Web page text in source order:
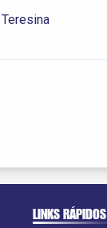
LINKS RÁPIDOS